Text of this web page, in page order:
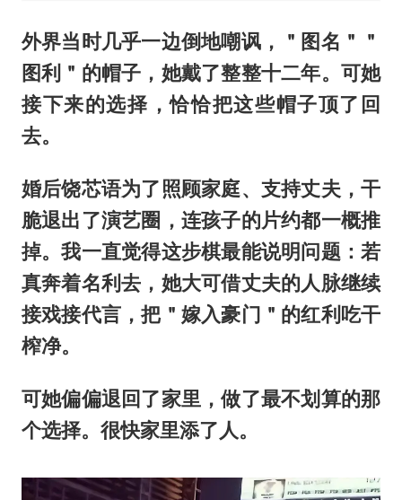
外界当时几乎一边倒地嘲讽，＂图名＂＂
图利＂的帽子，她戴了整整十二年。可她
接下来的选择，恰恰把这些帽子顶了回
去。
婚后饶芯语为了照顾家庭、支持丈夫，干
脆退出了演艺圈，连孩子的片约都一概推
掉。我一直觉得这步棋最能说明问题：若
真奔着名利去，她大可借丈夫的人脉继续
接戏接代言，把＂嫁入豪门＂的红利吃干
榨净。
可她偏偏退回了家里，做了最不划算的那
个选择。很快家里添了人。